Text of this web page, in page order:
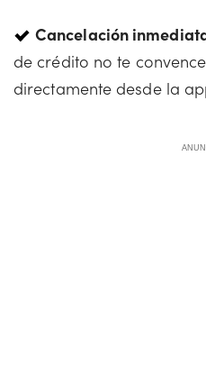
Cancelación
de crédito no te
directamente desde la